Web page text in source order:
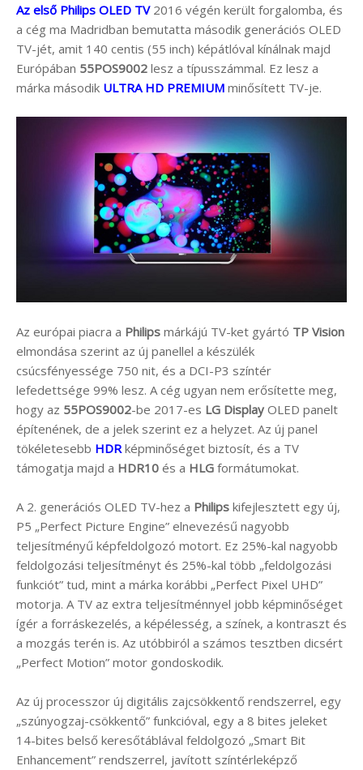
Az első Philips OLED TV2016 végén került forgalomba, és
a cég ma Madridban bemutatta második generációs OLED
TV-jét, amit 140 centis (55 inch) képátlóval kínálnak majd
Európában 55POS9002 lesz a típusszámmal. Ez lesz a
márka második ULTRA HD PREMIUM minősített TV-je.
Az európai piacra a Philips márkájú TV-ket gyártó TP Vision
elmondása szerint az új panellel a készülék
csúcsfényessége 750 nit, és a DCI-P3 színtér
lefedettsége 99% lesz. A cég ugyan nem erősítette meg,
hogy az 55POS9002-be 2017-es LG Display OLED panelt
építenének, de a jelek szerint ez a helyzet. Az új panel
tökéletesebb HDRképminőséget biztosít, és a TV
támogatja majd a HDR10 és a HLG formátumokat.
A 2. generációs OLED TV-hez a Philips kifejlesztett egy új,
P5 „Perfect Picture Engine” elnevezésű nagyobb
teljesítményű képfeldolgozó motort. Ez 25%-kal nagyobb
feldolgozási teljesítményt és 25%-kal több „feldolgozási
funkciót” tud, mint a márka korábbi „Perfect Pixel UHD”
motorja. A TV az extra teljesítménnyel jobb képminőséget
ígér a forráskezelés, a képélesség, a színek, a kontraszt és
a mozgás terén is. Az utóbbiról a számos tesztben dicsért
„Perfect Motion” motor gondoskodik.
Az új processzor új digitális zajcsökkentő rendszerrel, egy
„szúnyogzaj-csökkentő” funkcióval, egy a 8 bites jeleket
14-bites belső keresőtáblával feldolgozó „Smart Bit
Enhancement” rendszerrel, javított színtérleképző